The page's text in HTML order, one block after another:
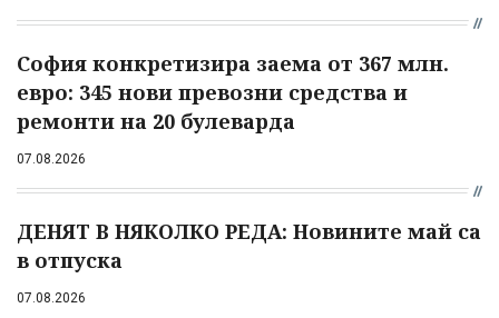
София конкретизира заема от 367 млн.
евро: 345 нови превозни средства и
ремонти на 20 булеварда
07.08.2026
ДЕНЯТ В НЯКОЛКО РЕДА: Новините май са
в отпуска
07.08.2026